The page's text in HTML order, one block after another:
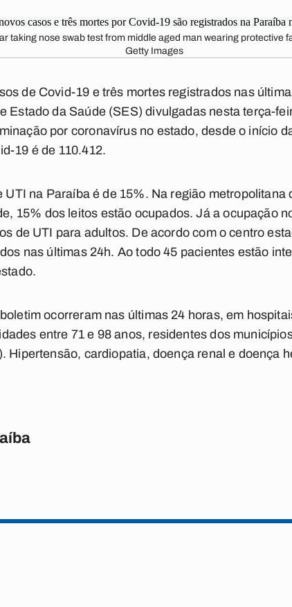
taking nose swab test from middle aged man wearing protective
Getty Images
de Covid-19 e três mortes registrados nas
Estado da Saúde (SES) divulgadas nesta terça-
por coronavírus no estado, desde o início
19 é de 110.412.
na Paraíba é de 15%. Na região metropolitana
15% dos leitos estão ocupados. Já a ocupação
de UTI para adultos. De acordo com o centro
nas últimas 24h. Ao todo 45 pacientes estão
ocorreram nas últimas 24 horas, em
entre 71 e 98 anos, residentes dos
Hipertensão, cardiopatia, doença renal e doença